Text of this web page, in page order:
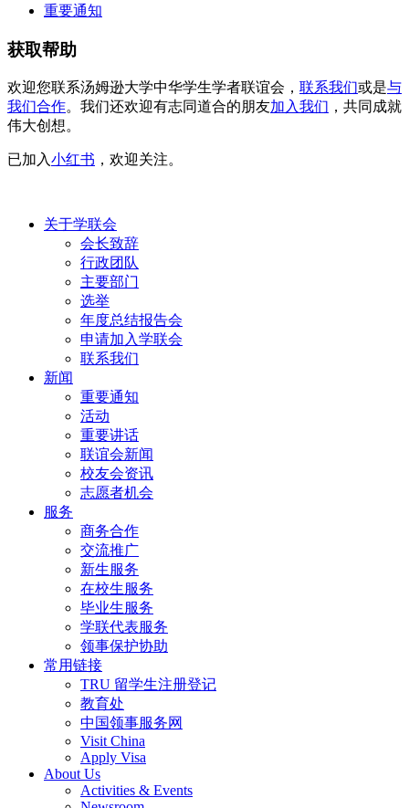
重要通知
获取帮助
欢迎您联系汤姆逊大学中华学生学者联谊会， 联系我们或是与
我们合作。我们还欢迎有志同道合的朋友加入我们 ，共同成就
伟大创想。
已加入小红书 ，欢迎关注。
关于学联会
会长致辞
行政团队
主要部门
选举
年度总结报告会
申请加入学联会
联系我们
新闻
重要通知
活动
重要讲话
联谊会新闻
校友会资讯
志愿者机会
服务
商务合作
交流推广
新生服务
在校生服务
毕业生服务
学联代表服务
领事保护协助
常用链接
TRU 留学生注册登记
教育处
中国领事服务网
Visit China
Apply Visa
About Us
Activities & Events